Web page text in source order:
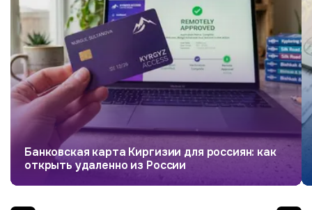
Банковская карта Киргизии для россиян: как
открыть удаленно из России